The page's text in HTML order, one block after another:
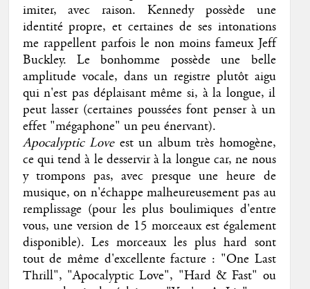
imiter, avec raison. Kennedy possède une
identité propre, et certaines de ses intonations
me rappellent parfois le non moins fameux Jeff
Buckley. Le bonhomme possède une belle
amplitude vocale, dans un registre plutôt aigu
qui n'est pas déplaisant même si, à la longue, il
peut lasser (certaines poussées font penser à un
effet "mégaphone" un peu énervant).
Apocalyptic Loveest un album très homogène,
ce qui tend à le desservir à la longue car, ne nous
y trompons pas, avec presque une heure de
musique, on n'échappe malheureusement pas au
remplissage (pour les plus boulimiques d'entre
vous, une version de 15 morceaux est également
disponible). Les morceaux les plus hard sont
tout de même d'excellente facture : "One Last
Thrill", "Apocalyptic Love", "Hard & Fast" ou